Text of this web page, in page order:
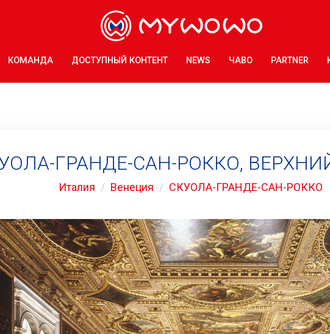
КОМАНДА ДОСТУПНЫЙ КОНТЕНТ NEWS ЧАВО PARTNER
ГРАНДЕ-САН-РОККО,
Италия Венеция СКУОЛА-ГРАНДЕ-САН-РОККО